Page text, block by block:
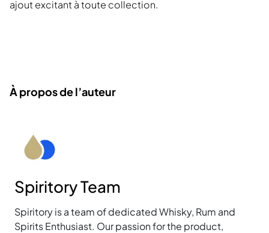
ajout excitant à toute collection.
À propos de l’auteur
Spiritory Team
Spiritory is a team of dedicated Whisky, Rum and
Spirits Enthusiast. Our passion for the product,